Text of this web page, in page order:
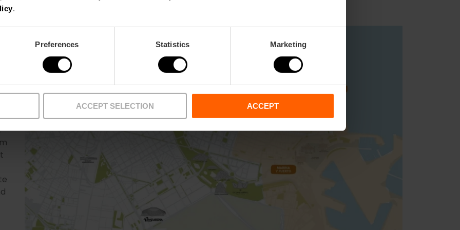
.
Preferences Statistics Marketing
ACCEPT SELECTION ACCEPT